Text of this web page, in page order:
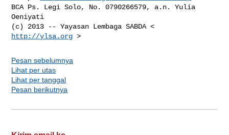
BCA Ps. Legi Solo, No. 0790266579, a.n. Yulia
Oeniyati
http://ylsa.org
Pesan sebelumnya
Lihat per utas
Lihat per tanggal
Pesan berikutnya